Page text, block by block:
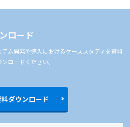
ロード
ム開発や導入におけるケーススタディを資料
ロードください。
料ダウンロード